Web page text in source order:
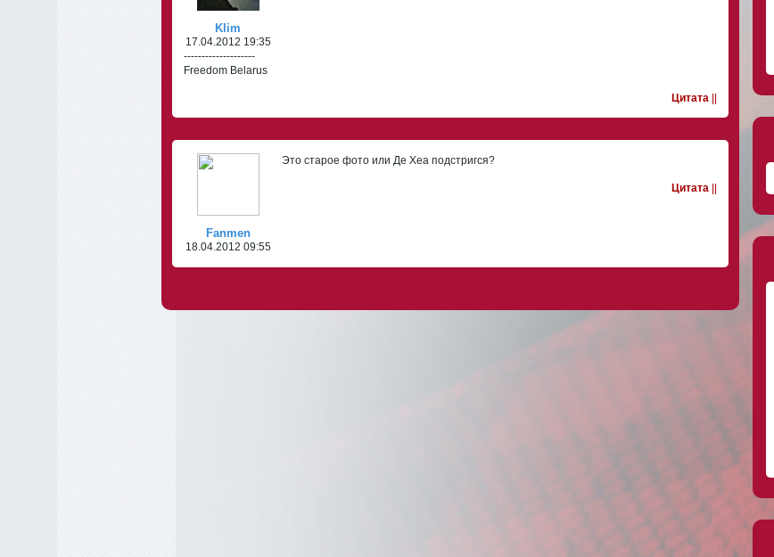
Klim
17.04.2012 19:35
--------------------
Freedom Belarus
Цитата ||
Fanmen
18.04.2012 09:55
Это старое фото или Де Хеа подстригся?
Цитата ||